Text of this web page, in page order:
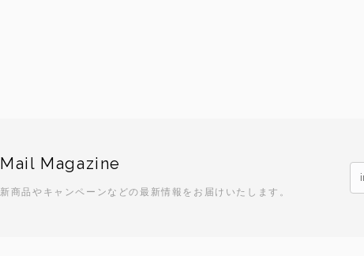
Mail Magazine
新商品やキャンペーンなどの最新情報をお届けいたします。